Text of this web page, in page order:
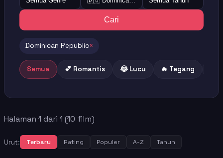
Cari
Dominican Republic×
Semua 💕 Romantis 😂 Lucu 🔥 Tegang
Halaman 1 dari 1 (10 film)
Urut: Terbaru Rating Populer A-Z Tahun